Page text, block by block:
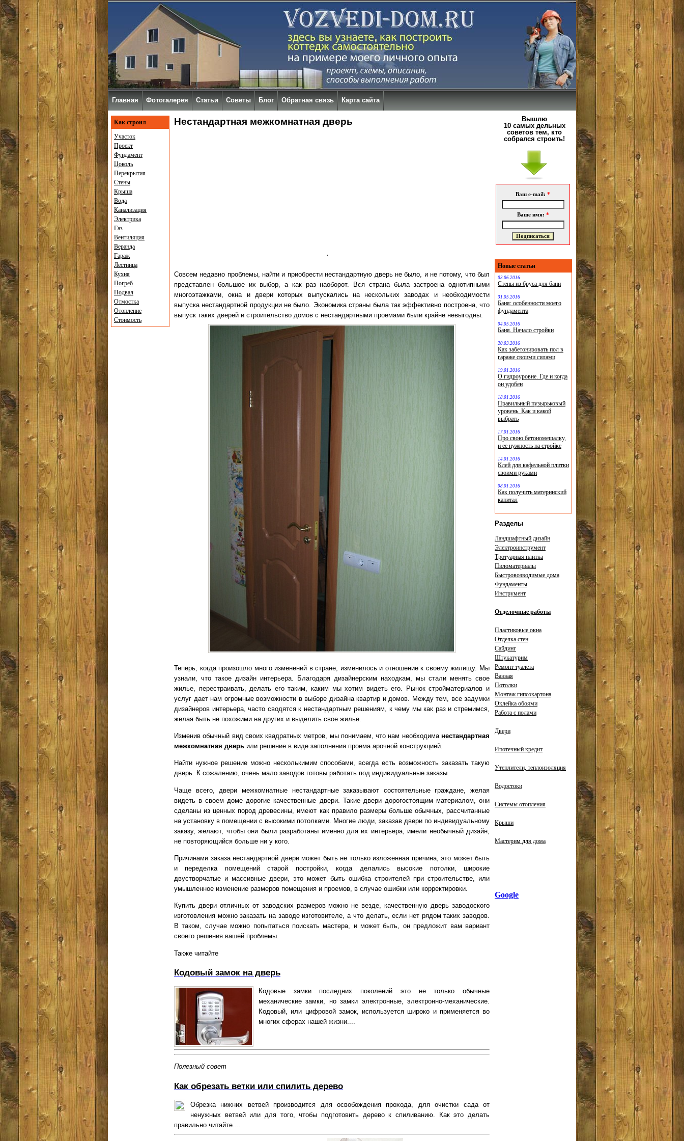
Нестандартная межкомнатная дверь
'
Совсем недавно проблемы, найти и приобрести нестандартную дверь не было, и не потому, что был
представлен большое их выбор, а как раз наоборот. Вся страна была застроена однотипными
многоэтажками, окна и двери которых выпускались на нескольких заводах и необходимости
выпуска нестандартной продукции не было. Экономика страны была так эффективно построена, что
выпуск таких дверей и строительство домов с нестандартными проемами были крайне невыгодны.
Теперь, когда произошло много изменений в стране, изменилось и отношение к своему жилищу. Мы
узнали, что такое дизайн интерьера. Благодаря дизайнерским находкам, мы стали менять свое
жилье, перестраивать, делать его таким, каким мы хотим видеть его. Рынок стройматериалов и
услуг дает нам огромные возможности в выборе дизайна квартир и домов. Между тем, все задумки
дизайнеров интерьера, часто сводятся к нестандартным решениям, к чему мы как раз и стремимся,
желая быть не похожими на других и выделить свое жилье.
Изменив обычный вид своих квадратных метров, мы понимаем, что нам необходима нестандартная
межкомнатная дверь или решение в виде заполнения проема арочной конструкцией.
Найти нужное решение можно несколькимим способами, всегда есть возможность заказать такую
дверь. К сожалению, очень мало заводов готовы работать под индивидуальные заказы.
Чаще всего, двери межкомнатные нестандартные заказывают состоятельные граждане, желая
видеть в своем доме дорогие качественные двери. Такие двери дорогостоящим материалом, они
сделаны из ценных пород древесины, имеют как правило размеры больше обычных, рассчитанные
на установку в помещении с высокими потолками. Многие люди, заказав двери по индивидуальному
заказу, желают, чтобы они были разработаны именно для их интерьера, имели необычный дизайн,
не повторяющийся больше ни у кого.
Причинами заказа нестандартной двери может быть не только изложенная причина, это может быть
и переделка помещений старой постройки, когда делались высокие потолки, широкие
двустворчатые и массивные двери, это может быть ошибка строителей при строительстве, или
умышленное изменение размеров помещения и проемов, в случае ошибки или корректировки.
Купить двери отличных от заводских размеров можно не везде, качественную дверь заводоского
изготовления можно заказать на заводе изготовителе, а что делать, если нет рядом таких заводов.
В таком, случае можно попытаться поискать мастера, и может быть, он предложит вам вариант
своего решения вашей проблемы.
Также читайте
Кодовый замок на дверь
Кодовые замки последних поколений это не только обычные
механические замки, но замки электронные, электронно-механические.
Кодовый, или цифровой замок, используется широко и применяется во
многих сферах нашей жизни....
Полезный совет
Как обрезать ветки или спилить дерево
Обрезка нижних ветвей производится для освобождения прохода, для очистки сада от
ненужных ветвей или для того, чтобы подготовить дерево к спиливанию. Как это делать
правильно читайте....
Как строил
Участок
Проект
Фундамент
Цоколь
Перекрытия
Стены
Крыша
Вода
Канализация
Электрика
Газ
Вентиляция
Веранда
Гараж
Лестница
Кухня
Погреб
Подвал
Отмостка
Отопление
Стоимость
Вышлю
10 самых дельных
советов тем, кто
собрался строить!
Ваш e-mail: *
Ваше имя: *
Новые статьи
03.06.2016
Стены из бруса для бани
31.05.2016
Баня: особенности моего
фундамента
04.05.2016
Баня. Начало стройки
20.03.2016
Как забетонировать пол в
гараже своими силами
19.01.2016
О гидроуровне. Где и когда
он удобен
18.01.2016
Правильный пузырьковый
уровень. Как и какой
выбрать
17.01.2016
Про свою бетономешалку,
и ее нужность на стройке
14.01.2016
Клей для кафельной плитки
своими руками
08.01.2016
Как получить материнский
капитал
Разделы
Ландшафтный дизайн
Электроинструмент
Тротуарная плитка
Пиломатериалы
Быстровозводимые дома
Фундаменты
Инструмент
Отделочные работы
Пластиковые окна
Отделка стен
Сайдинг
Штукатурим
Ремонт туалета
Ванная
Потолки
Монтаж гипсокартона
Оклейка обоями
Работа с полами
Двери
Ипотечный кредит
Утеплители, теплоизоляция
Водостоки
Системы отопления
Крыши
Мастерим для дома
Google
Главная Фотогалерея Статьи Советы Блог Обратная связь Карта сайта